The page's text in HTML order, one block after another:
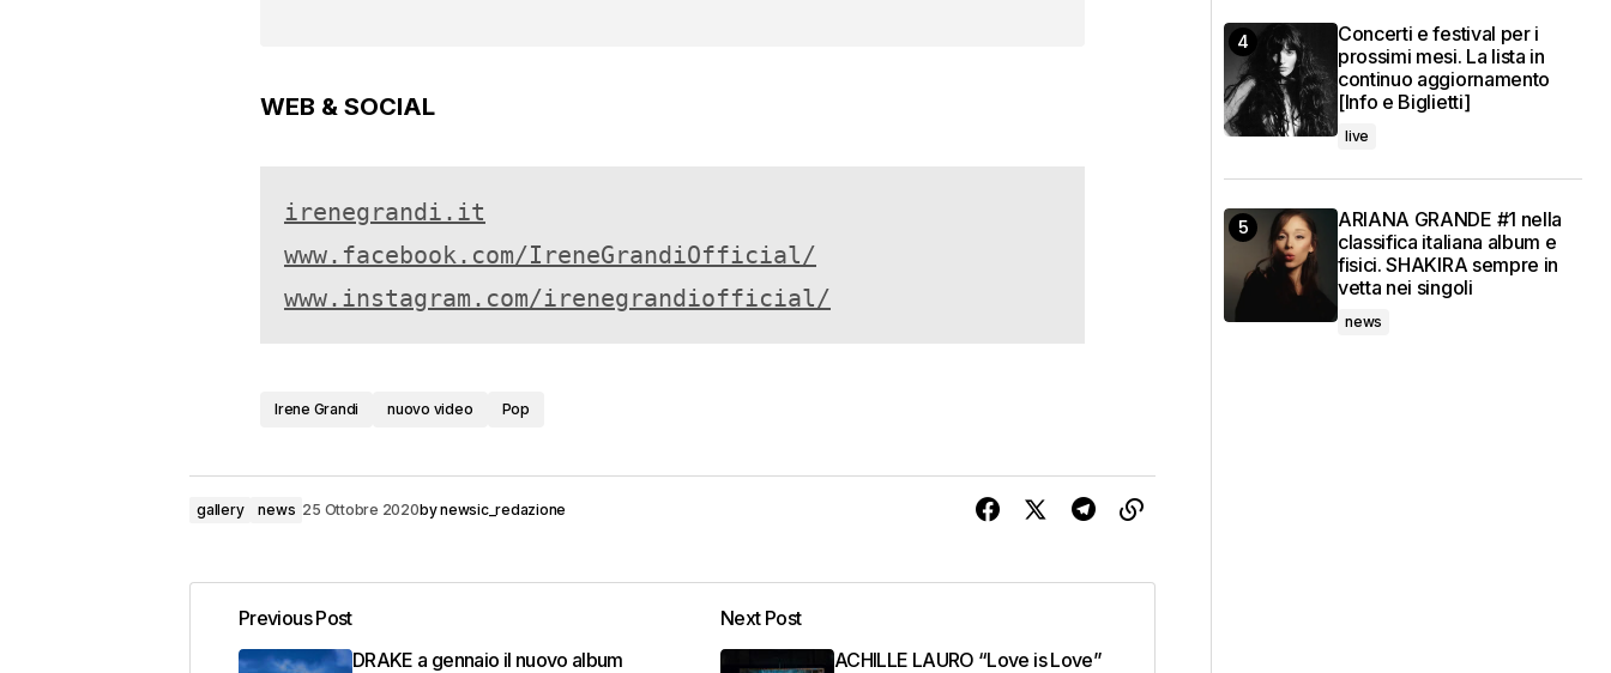
WEB & SOCIAL
irenegrandi.it
www.facebook.com/IreneGrandiOfficial/
www.instagram.com/irenegrandiofficial/
Irene Grandi nuovo video Pop
gallery news 25 Ottobre 2020bynewsic_redazione
Previous Post
DRAKE a gennaio il nuovo album
Next Post
ACHILLE LAURO “Love is Love”
Concerti e festival per i
prossimi mesi. La lista in
continuo aggiornamento
[Info e Biglietti]
live
ARIANA GRANDE #1 nella
classifica italiana album e
fisici. SHAKIRA sempre in
vetta nei singoli
news